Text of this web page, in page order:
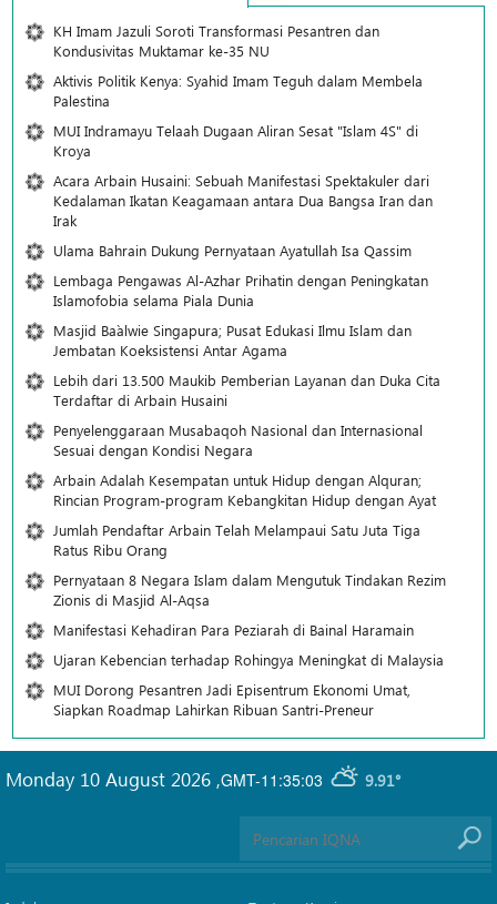
KH Imam Jazuli Soroti Transformasi Pesantren dan
Kondusivitas Muktamar ke-35 NU
Aktivis Politik Kenya: Syahid Imam Teguh dalam Membela
Palestina
MUI Indramayu Telaah Dugaan Aliran Sesat "Islam 4S" di
Kroya
Acara Arbain Husaini: Sebuah Manifestasi Spektakuler dari
Kedalaman Ikatan Keagamaan antara Dua Bangsa Iran dan
Irak
Ulama Bahrain Dukung Pernyataan Ayatullah Isa Qassim
Lembaga Pengawas Al-Azhar Prihatin dengan Peningkatan
Islamofobia selama Piala Dunia
Masjid Ba`alwie Singapura; Pusat Edukasi Ilmu Islam dan
Jembatan Koeksistensi Antar Agama
Lebih dari 13.500 Maukib Pemberian Layanan dan Duka Cita
Terdaftar di Arbain Husaini
Penyelenggaraan Musabaqoh Nasional dan Internasional
Sesuai dengan Kondisi Negara
Arbain Adalah Kesempatan untuk Hidup dengan Alquran;
Rincian Program-program Kebangkitan Hidup dengan Ayat
Jumlah Pendaftar Arbain Telah Melampaui Satu Juta Tiga
Ratus Ribu Orang
Pernyataan 8 Negara Islam dalam Mengutuk Tindakan Rezim
Zionis di Masjid Al-Aqsa
Manifestasi Kehadiran Para Peziarah di Bainal Haramain
Ujaran Kebencian terhadap Rohingya Meningkat di Malaysia
MUI Dorong Pesantren Jadi Episentrum Ekonomi Umat,
Siapkan Roadmap Lahirkan Ribuan Santri-Preneur
GMT-11:35:03 9.91°
Monday 10 August 2026 ,